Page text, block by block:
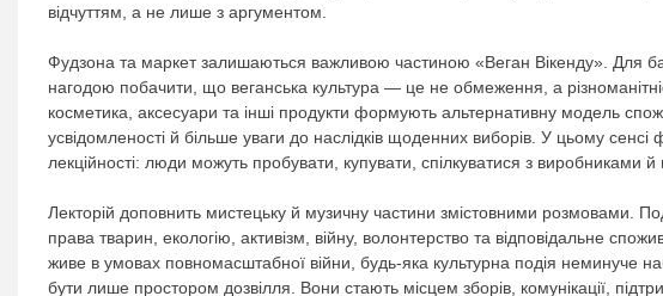
відчуттям, а не лише з аргументом.
Фудзона та маркет залишаються важливою частиною «Веган Вікенду». Для
нагодою побачити, що веганська культура — це не обмеження, а
косметика, аксесуари та інші продукти формують альтернативну модель
усвідомленості й більше уваги до наслідків щоденних виборів. У цьому
лекційності: люди можуть пробувати, купувати, спілкуватися з виробниками
Лекторій доповнить мистецьку й музичну частини змістовними розмовами.
права тварин, екологію, активізм, війну, волонтерство та відповідальне
живе в умовах повномасштабної війни, будь-яка культурна подія неминуче
бути лише простором дозвілля. Вони стають місцем зборів, комунікації,